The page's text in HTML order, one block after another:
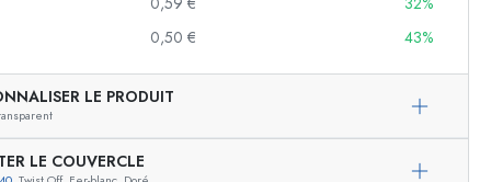
0,50 € 43%
LE PRODUIT
LE COUVERCLE